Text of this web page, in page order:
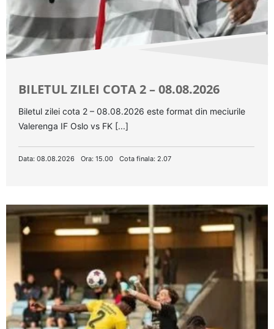
BILETUL ZILEI COTA 2 – 08.08.2026
Biletul zilei cota 2 – 08.08.2026 este format din meciurile
Valerenga IF Oslo vs FK [...]
Data: 08.08.2026 Ora: 15.00 Cota finala: 2.07